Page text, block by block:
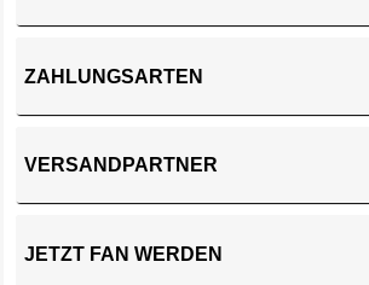
ZAHLUNGSARTEN
VERSANDPARTNER
JETZT FAN WERDEN